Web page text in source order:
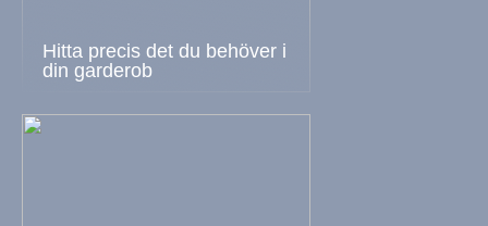
Hitta precis det du behöver i
din garderob